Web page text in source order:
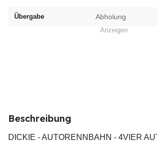
Übergabe Abholung
Anzeigen
Beschreibung
DICKIE - AUTORENNBAHN - 4VIER